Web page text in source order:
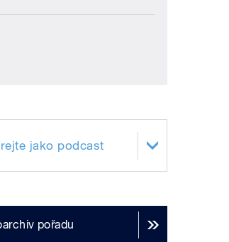
jako podcast
pořadu